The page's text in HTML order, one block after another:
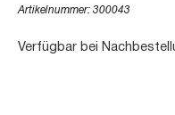
Artikelnummer:300043
Verfügbar bei